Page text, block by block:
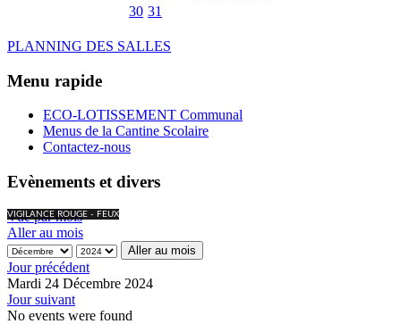
30 31
PLANNING DES SALLES
Menu rapide
ECO-LOTISSEMENT Communal
Menus de la Cantine Scolaire
Contactez-nous
Evènements et divers
VIGILANCE ROUGE - FEUX
Vue par mois
Aller au mois
Aller au mois
Jour précédent
Mardi 24 Décembre 2024
Jour suivant
No events were found